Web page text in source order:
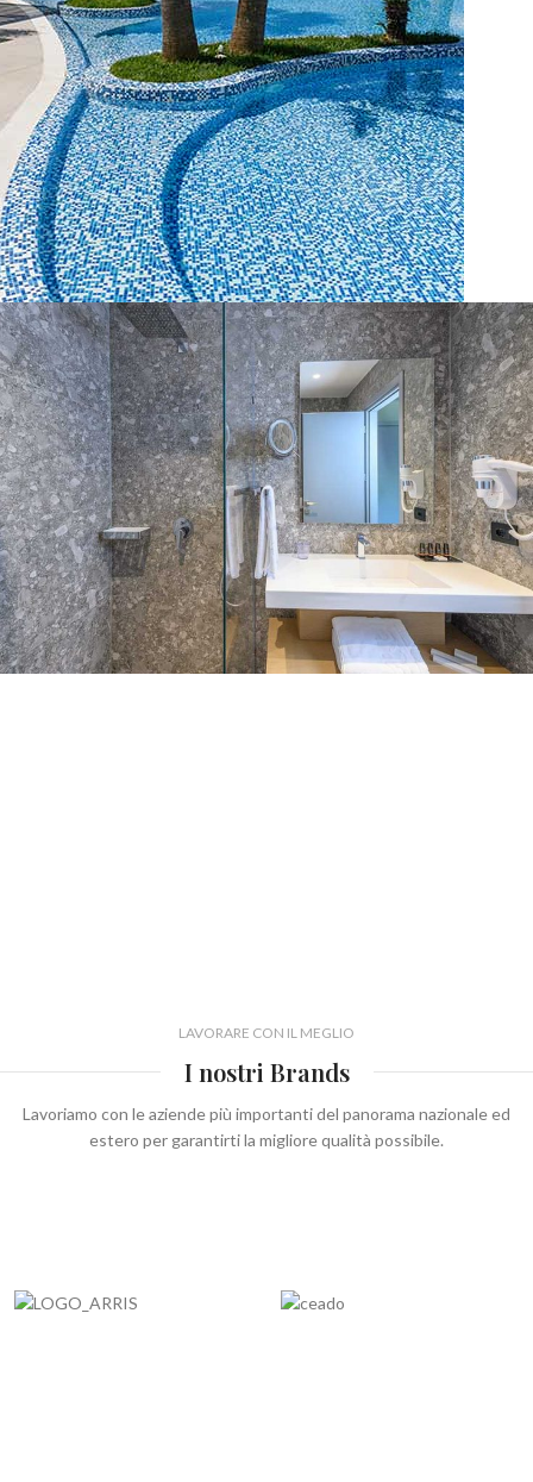
LAVORARE CON IL MEGLIO
I nostri Brands
Lavoriamo con le aziende più importanti del panorama nazionale ed
estero per garantirti la migliore qualità possibile.